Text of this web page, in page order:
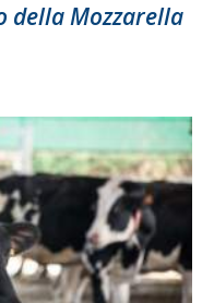
della Mozzarella